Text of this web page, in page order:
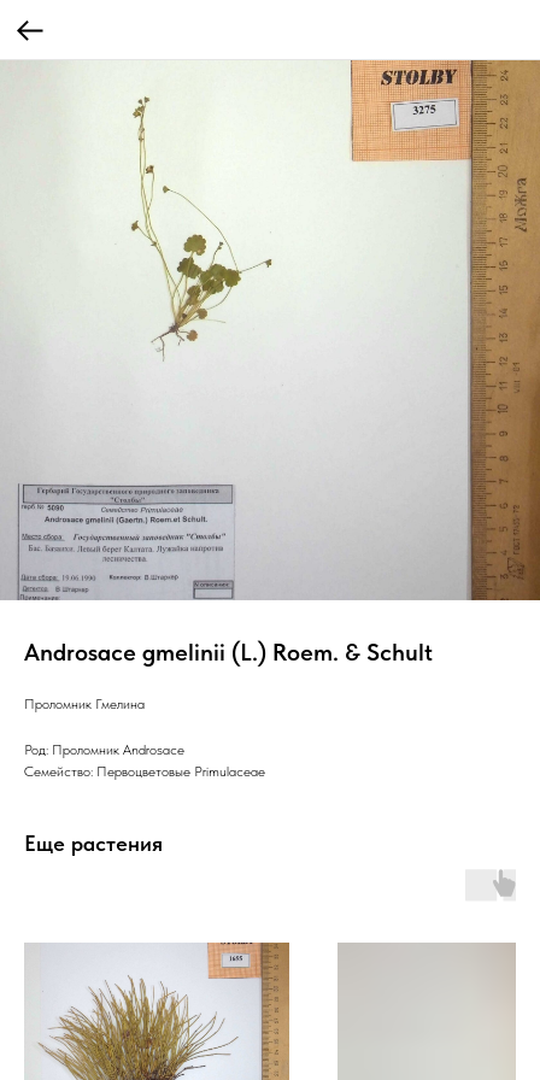
Androsace gmelinii (L.) Roem. & Schult
Проломник Гмелина
Род: Проломник Androsace
Семейство: Первоцветовые Primulaceae
Еще растения